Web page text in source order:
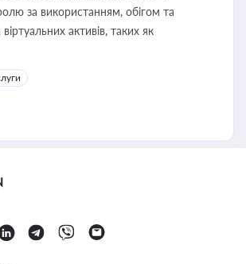
за використанням, обігом та
активів, таких як